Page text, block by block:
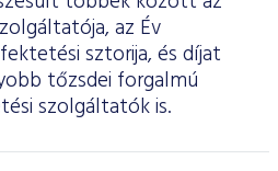
az Év
sztorija, és díjat
tőzsdei forgalmú
szolgáltatók is.